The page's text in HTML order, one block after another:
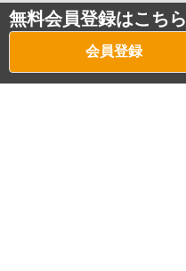
無料会員登録はこちら
会員登録